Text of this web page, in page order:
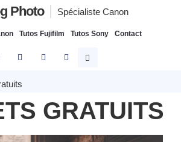
Photo Spécialiste Canon
Tutos Fujifilm Tutos Sony Contact
GRATUITS